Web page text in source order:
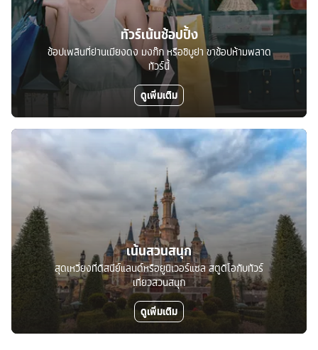
ทัวร์เน้นช้อปปิ้ง
ช้อปเพลินที่ย่านเมียงดง มงก๊ก หรือชิบูย่า ขาช้อปห้ามพลาด
ทัวร์นี้
ดูเพิ่มเติม
เน้นสวนสนุก
สุดเหวี่ยงที่ดิสนีย์แลนด์หรือยูนิเวอร์แซล สตูดิโอกับทัวร์
เที่ยวสวนสนุก
ดูเพิ่มเติม